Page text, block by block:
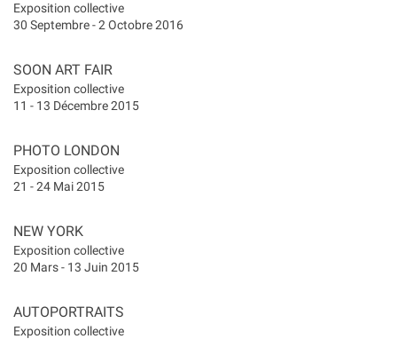
Exposition collective
30 Septembre - 2 Octobre 2016
SOON ART FAIR
Exposition collective
11 - 13 Décembre 2015
PHOTO LONDON
Exposition collective
21 - 24 Mai 2015
NEW YORK
Exposition collective
20 Mars - 13 Juin 2015
AUTOPORTRAITS
Exposition collective